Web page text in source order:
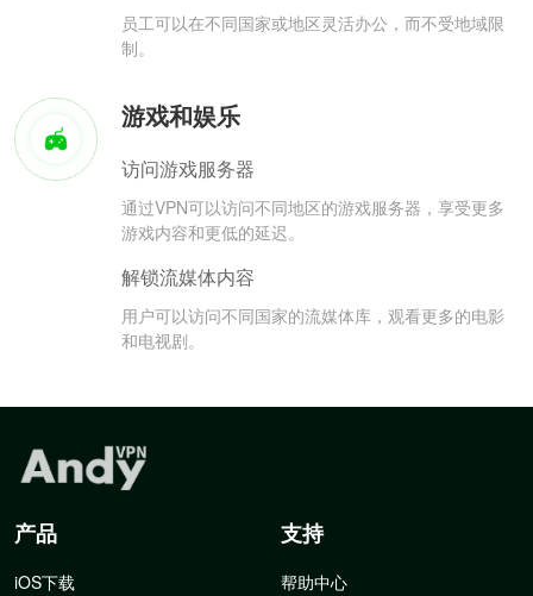
员工可以在不同国家或地区灵活办公，而不受地域限
制。
游戏和娱乐
访问游戏服务器
通过VPN可以访问不同地区的游戏服务器，享受更多
游戏内容和更低的延迟。
解锁流媒体内容
用户可以访问不同国家的流媒体库，观看更多的电影
和电视剧。
产品
iOS下载
支持
帮助中心